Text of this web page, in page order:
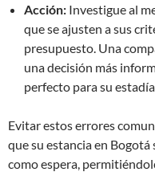
Acción: Investigue al
que se ajusten a sus
presupuesto. Una
una decisión más
perfecto para su
Evitar estos errores
que su estancia en
como espera,